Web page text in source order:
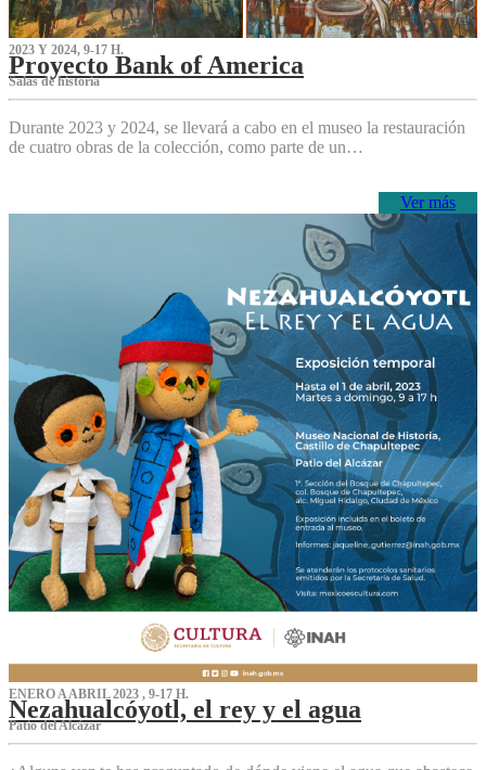
2023 Y 2024, 9-17 H.
Proyecto Bank of America
S‌alas de historia
Durante 2023 y 2024, se llevará a cabo en el museo la restauración
de cuatro obras de la colección, como parte de un…
Ver más
ENERO A ABRIL 2023 , 9-17 H.
Nezahualcóyotl, el rey y el agua
Patio del Alcázar